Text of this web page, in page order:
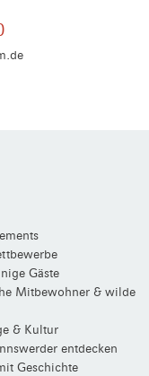
Gäste
Mitbewohner & wilde
& Kultur
entdecken
Geschichte